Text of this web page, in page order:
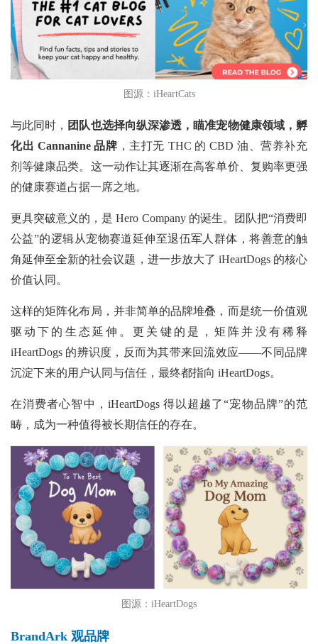
图源：iHeartCats
与此同时， 团队也选择向纵深渗透，瞄准宠物健康领域，孵
化出 Cannanine 品牌 ，主打无 THC 的 CBD 油、营养补充
剂等健康品类。这一动作让其逐渐在高客单价、复购率更强
的健康赛道占据一席之地。
更具突破意义的，是 Hero Company 的诞生。团队把“消费即
公益”的逻辑从宠物赛道延伸至退伍军人群体，将善意的触
角延伸至全新的社会议题，进一步放大了 iHeartDogs 的核心
价值认同。
这样的矩阵化布局，并非简单的品牌堆叠，而是统一价值观
驱动下的生态延伸。更关键的是，矩阵并没有稀释
iHeartDogs 的辨识度，反而为其带来回流效应——不同品牌
沉淀下来的用户认同与信任，最终都指向 iHeartDogs。
在消费者心智中，iHeartDogs 得以超越了“宠物品牌”的范
畴，成为一种值得被长期信任的存在。
图源：iHeartDogs
BrandArk 观品牌